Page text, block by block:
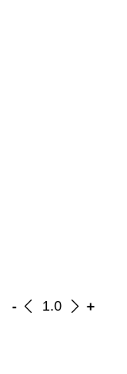
- +